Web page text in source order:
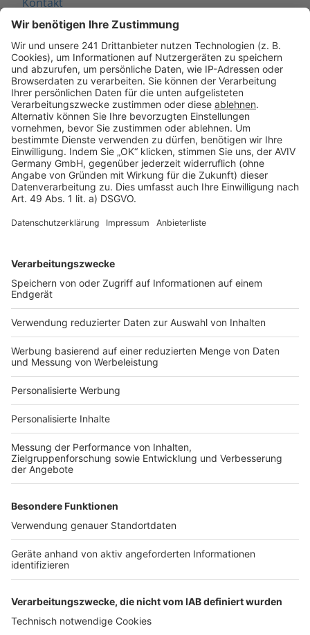
Seitenaufbau
Barrierefreiheit
Cookie Einstellungen
Rechtliches
AGB-Übersicht
Datenschutz
Impressum
Services
Bauprojekt-Quiz
Häuser-Suche
Hausanbieter-Suche
Bauprojekt-Profil
Für Unternehmen
Ihre Baufirma auf bauen.de
Kostenloses Infogespräch